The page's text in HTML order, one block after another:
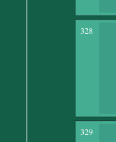
328
329